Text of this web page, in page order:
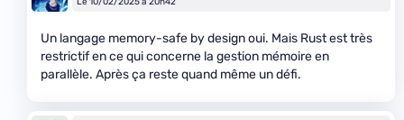
Un langage memory-safe by design oui. Mais Rust est très
restrictif en ce qui concerne la gestion mémoire en
parallèle. Après ça reste quand même un défi.